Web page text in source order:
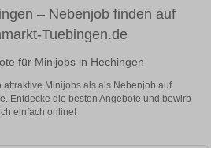
– Nebenjob finden auf
Tuebingen.de
für Minijobs in Hechingen
attraktive Minijobs als als Nebenjob auf
Entdecke die besten Angebote und bewirb
einfach online!